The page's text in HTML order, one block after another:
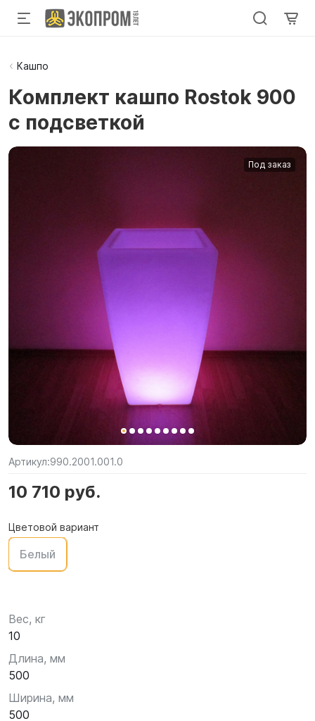
Кашпо
Комплект кашпо Rostok 900
с подсветкой
Под заказ
Артикул:990.2001.001.0
10 710 руб.
Цветовой вариант
Белый
Вес, кг
10
Длина, мм
500
Ширина, мм
500